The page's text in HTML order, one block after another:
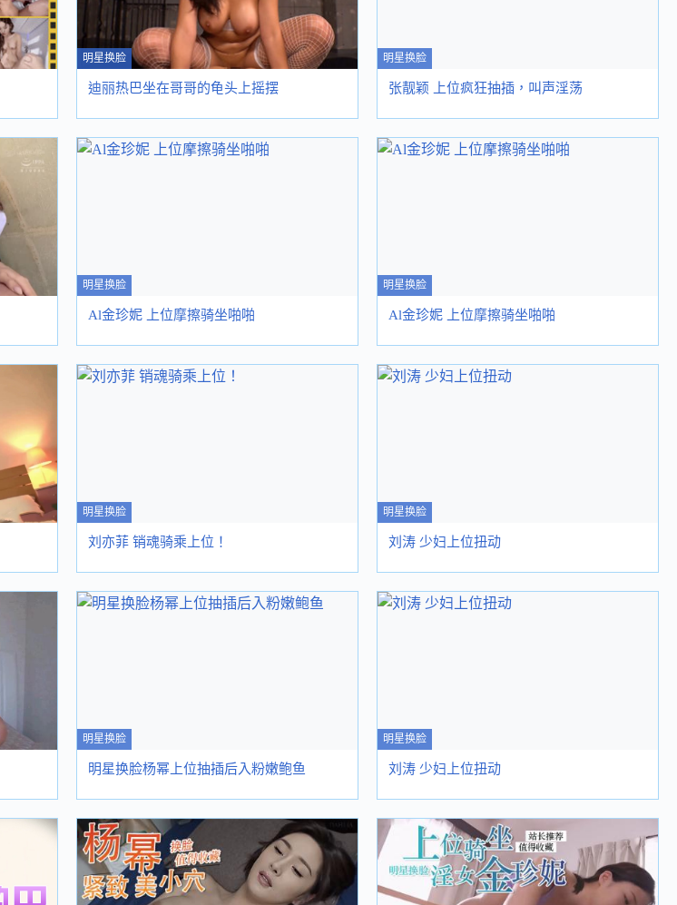
明星换脸
迪丽热巴坐在哥哥的龟头上摇摆
明星换脸
张靓颖 上位疯狂抽插，叫声淫荡
明星换脸
Al金珍妮 上位摩擦骑坐啪啪
明星换脸
Al金珍妮 上位摩擦骑坐啪啪
明星换脸
刘亦菲 销魂骑乘上位！
明星换脸
刘涛 少妇上位扭动
明星换脸
明星换脸杨幂上位抽插后入粉嫩鲍鱼
明星换脸
刘涛 少妇上位扭动